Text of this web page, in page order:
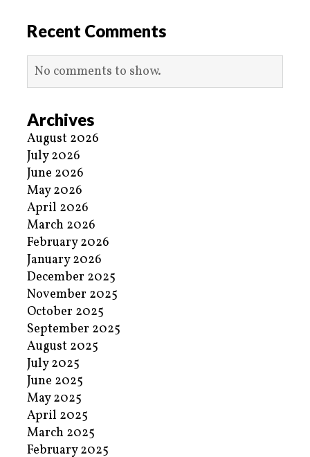
Recent Comments
No comments to show.
Archives
August 2026
July 2026
June 2026
May 2026
April 2026
March 2026
February 2026
January 2026
December 2025
November 2025
October 2025
September 2025
August 2025
July 2025
June 2025
May 2025
April 2025
March 2025
February 2025